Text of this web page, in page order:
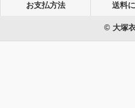
お支払方法 送料
© 大塚衣